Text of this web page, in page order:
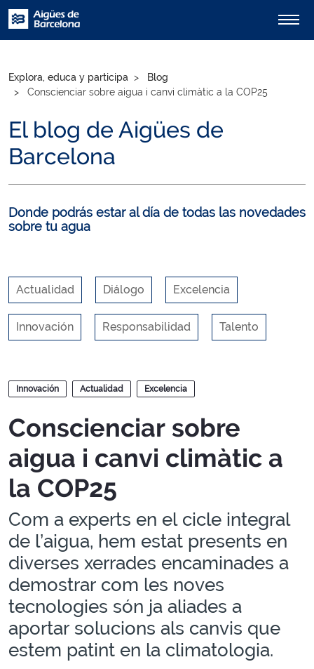
Explora, educa y participa
Blog
Conscienciar sobre aigua i canvi climàtic a la COP25
El blog de Aigües de
Barcelona
Donde podrás estar al día de todas las novedades
sobre tu agua
Actualidad Diálogo Excelencia
Innovación Responsabilidad Talento
Blogs
Innovación Actualidad Excelencia
Conscienciar sobre
aigua i canvi climàtic a
la COP25
Com a experts en el cicle integral
de l’aigua, hem estat presents en
diverses xerrades encaminades a
demostrar com les noves
tecnologies són ja aliades a
aportar solucions als canvis que
estem patint en la climatologia.